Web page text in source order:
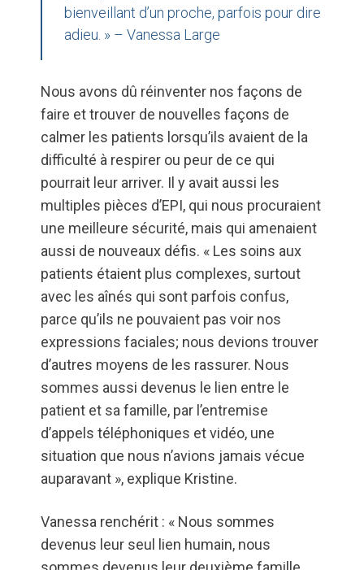
bienveillant d’un proche, parfois pour dire
adieu. » – Vanessa Large
Nous avons dû réinventer nos façons de
faire et trouver de nouvelles façons de
calmer les patients lorsqu’ils avaient de la
difficulté à respirer ou peur de ce qui
pourrait leur arriver. Il y avait aussi les
multiples pièces d’EPI, qui nous procuraient
une meilleure sécurité, mais qui amenaient
aussi de nouveaux défis. « Les soins aux
patients étaient plus complexes, surtout
avec les aînés qui sont parfois confus,
parce qu’ils ne pouvaient pas voir nos
expressions faciales; nous devions trouver
d’autres moyens de les rassurer. Nous
sommes aussi devenus le lien entre le
patient et sa famille, par l’entremise
d’appels téléphoniques et vidéo, une
situation que nous n’avions jamais vécue
auparavant », explique Kristine.
Vanessa renchérit : « Nous sommes
devenus leur seul lien humain, nous